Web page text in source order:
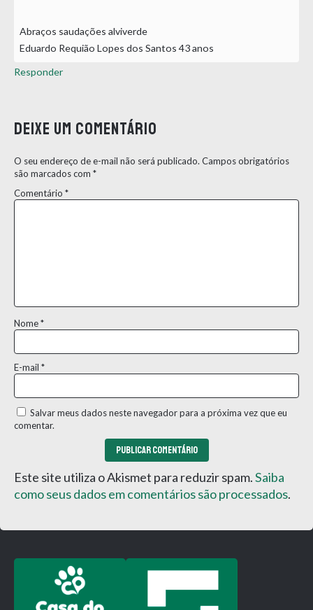
Abraços saudações alviverde
Eduardo Requião Lopes dos Santos 43 anos
Responder
Deixe um comentário
O seu endereço de e-mail não será publicado. Campos obrigatórios
são marcados com *
Comentário *
Nome*
E-mail *
Salvar meus dados neste navegador para a próxima vez que eu
comentar.
Este site utiliza o Akismet para reduzir spam.Saiba
como seus dados em comentários são processados.